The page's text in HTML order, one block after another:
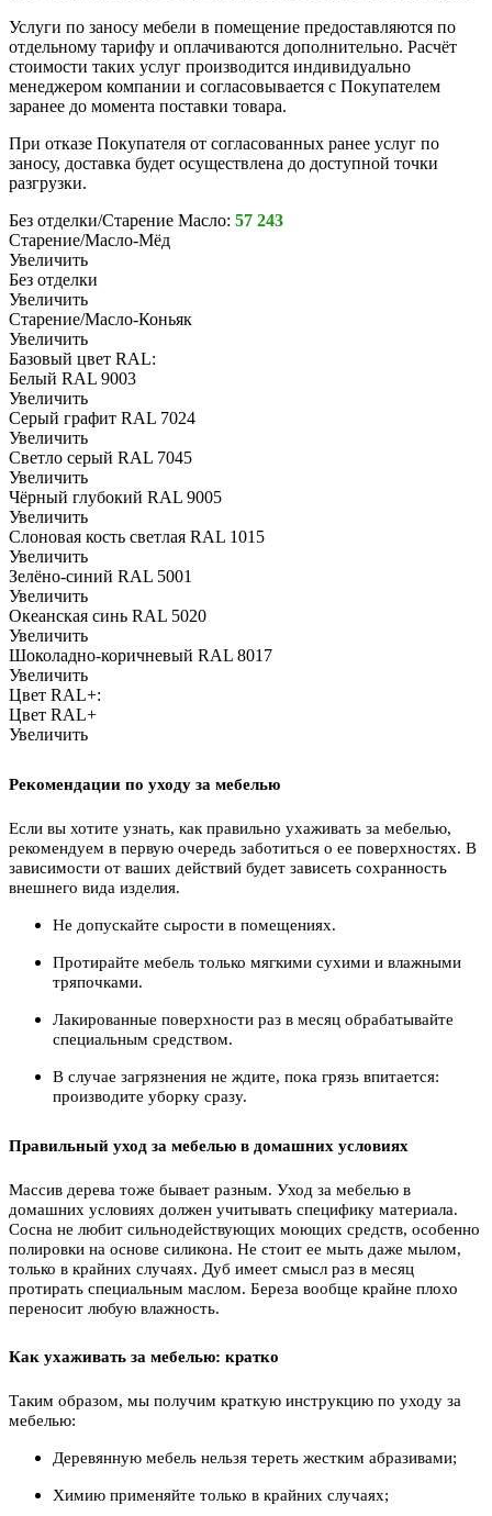
Услуги по заносу мебели в помещение предоставляются по
отдельному тарифу и оплачиваются дополнительно. Расчёт
стоимости таких услуг производится индивидуально
менеджером компании и согласовывается с Покупателем
заранее до момента поставки товара.
При отказе Покупателя от согласованных ранее услуг по
заносу, доставка будет осуществлена до доступной точки
разгрузки.
Без отделки/Старение Масло: 57 243
Старение/Масло-Мёд
Увеличить
Без отделки
Увеличить
Старение/Масло-Коньяк
Увеличить
Базовый цвет RAL:
Белый RAL 9003
Увеличить
Серый графит RAL 7024
Увеличить
Светло серый RAL 7045
Увеличить
Чёрный глубокий RAL 9005
Увеличить
Слоновая кость светлая RAL 1015
Увеличить
Зелёно-синий RAL 5001
Увеличить
Океанская синь RAL 5020
Увеличить
Шоколадно-коричневый RAL 8017
Увеличить
Цвет RAL+:
Цвет RAL+
Увеличить
Рекомендации по уходу за мебелью
Если вы хотите узнать, как правильно ухаживать за мебелью,
рекомендуем в первую очередь заботиться о ее поверхностях. В
зависимости от ваших действий будет зависеть сохранность
внешнего вида изделия.
Не допускайте сырости в помещениях.
Протирайте мебель только мягкими сухими и влажными
тряпочками.
Лакированные поверхности раз в месяц обрабатывайте
специальным средством.
В случае загрязнения не ждите, пока грязь впитается:
производите уборку сразу.
Правильный уход за мебелью в домашних условиях
Массив дерева тоже бывает разным. Уход за мебелью в
домашних условиях должен учитывать специфику материала.
Сосна не любит сильнодействующих моющих средств, особенно
полировки на основе силикона. Не стоит ее мыть даже мылом,
только в крайних случаях. Дуб имеет смысл раз в месяц
протирать специальным маслом. Береза вообще крайне плохо
переносит любую влажность.
Как ухаживать за мебелью: кратко
Таким образом, мы получим краткую инструкцию по уходу за
мебелью:
Деревянную мебель нельзя тереть жестким абразивами;
Химию применяйте только в крайних случаях;